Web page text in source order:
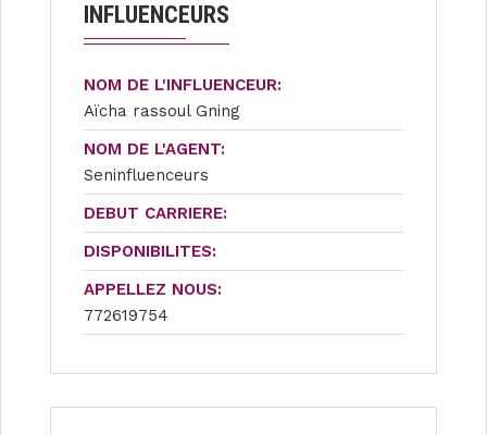
INFLUENCEURS
NOM DE L'INFLUENCEUR:
Aïcha rassoul Gning
NOM DE L'AGENT:
Seninfluenceurs
DEBUT CARRIERE:
DISPONIBILITES:
APPELLEZ NOUS:
772619754